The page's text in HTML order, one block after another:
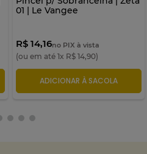
01 | Le Vangee
R$ 14,16no PIX à vista
(ou em até 1x R$ 14,90)
ADICIONAR À SACOLA